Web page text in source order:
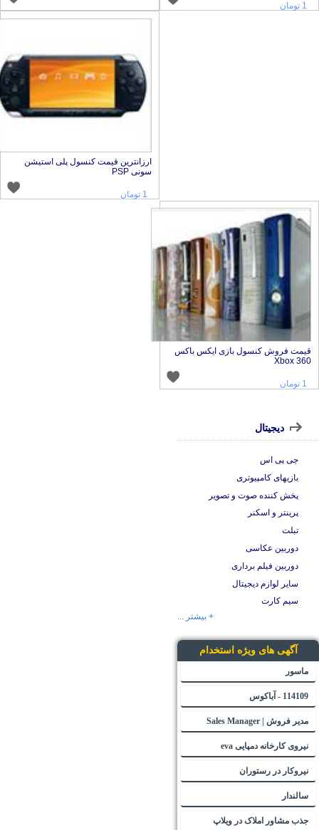
ارزانترین قیمت کنسول پلی استیشن
سونی PSP
قیمت فروش کنسول بازی ایکس باکس
Xbox 360
دیجیتال
جی پی اس
بازیهای کامپیوتری
پخش کننده صوت و تصویر
پرینتر و اسکنر
تبلت
دوربین عکاسی
دوربین فیلم برداری
سایر لوازم دیجیتال
سیم کارت
+ بیشتر ...
آگهی های ویژه استخدام
ماسور
114109 - آباکوس
مدیر فروش | Sales Manager
نیروی کارخانه دمپایی eva
نیروکار در رستوران
سالندار
جذب مشاور املاک در ویلاپ